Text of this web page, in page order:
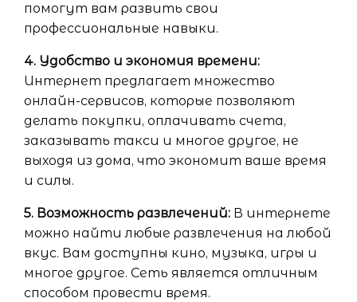
помогут вам развить свои
профессиональные навыки.
4. Удобство и экономия времени:
Интернет предлагает множество
онлайн-сервисов, которые позволяют
делать покупки, оплачивать счета,
заказывать такси и многое другое, не
выходя из дома, что экономит ваше время
и силы.
5. Возможность развлечений: В интернете
можно найти любые развлечения на любой
вкус. Вам доступны кино, музыка, игры и
многое другое. Сеть является отличным
способом провести время.